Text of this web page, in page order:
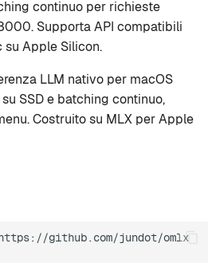
中文
한국어
continuo per richieste
Supporta API compatibili
su Apple Silicon.
LLM nativo per macOS
SSD e batching continuo,
Costruito su MLX per Apple
github.com/jundot/omlx